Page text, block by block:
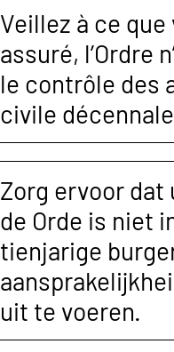
Veillez à ce
assuré, l’Ordre
le contrôle des
civile
Zorg ervoor
de Orde is niet
tienjarige
uit te voeren.